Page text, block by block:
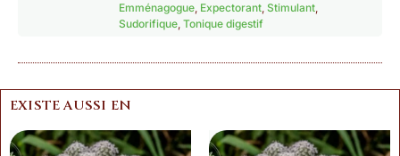
Emménagogue, Expectorant, Stimulant,
Sudorifique, Tonique digestif
EXISTE AUSSI EN